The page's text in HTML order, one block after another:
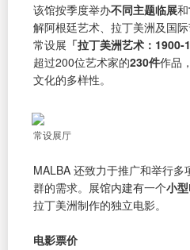
该馆按季度举办不同主题临展和
解阿根廷艺术、拉丁美洲及国
常设展 「拉丁美洲艺术：1900-
超过200位艺术家的230件作品
文化的多样性。
常设展厅
MALBA 还致力于推广和举行多
群的需求。展馆内建有一个小
拉丁美洲制作的独立电影。
电影票价